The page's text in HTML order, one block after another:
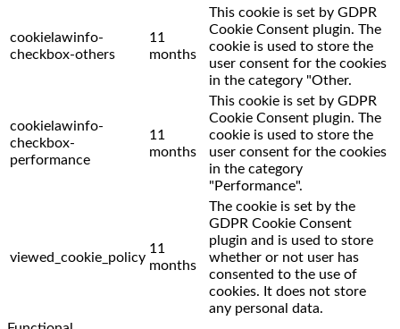
cookielawinfo-
checkbox-others
11
months
This cookie is set by GDPR
Cookie Consent plugin. The
cookie is used to store the
user consent for the cookies
in the category "Other.
cookielawinfo-
checkbox-
performance
11
months
This cookie is set by GDPR
Cookie Consent plugin. The
cookie is used to store the
user consent for the cookies
in the category
"Performance".
viewed_cookie_policy
11
months
The cookie is set by the
GDPR Cookie Consent
plugin and is used to store
whether or not user has
consented to the use of
cookies. It does not store
any personal data.